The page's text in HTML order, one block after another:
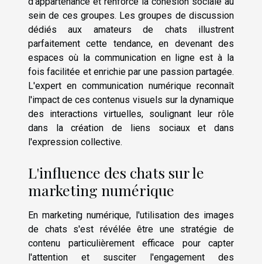
sein de ces groupes. Les groupes de discussion
dédiés aux amateurs de chats illustrent
parfaitement cette tendance, en devenant des
espaces où la communication en ligne est à la
fois facilitée et enrichie par une passion partagée.
L'expert en communication numérique reconnaît
l'impact de ces contenus visuels sur la dynamique
des interactions virtuelles, soulignant leur rôle
dans la création de liens sociaux et dans
l'expression collective.
L'influence des chats sur le
marketing numérique
En marketing numérique, l'utilisation des images
de chats s'est révélée être une stratégie de
contenu particulièrement efficace pour capter
l'attention et susciter l'engagement des